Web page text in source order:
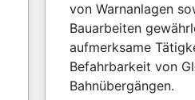
von Warnanlagen
Bauarbeiten
aufmerksame
Befahrbarkeit von
Bahnübergängen.